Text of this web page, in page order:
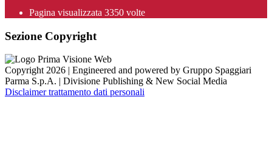
Pagina visualizzata 3350 volte
Sezione Copyright
Copyright 2026 | Engineered and powered by Gruppo Spaggiari
Parma S.p.A. | Divisione Publishing & New Social Media
Disclaimer trattamento dati personali